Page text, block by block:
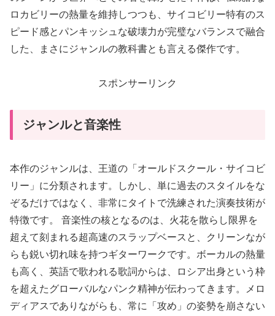
ロカビリーの熱量を維持しつつも、サイコビリー特有のス
ピード感とパンキッシュな破壊力が完璧なバランスで融合
した、まさにジャンルの教科書とも言える傑作です。
スポンサーリンク
ジャンルと音楽性
本作のジャンルは、王道の「オールドスクール・サイコビ
リー」に分類されます。しかし、単に過去のスタイルをな
ぞるだけではなく、非常にタイトで洗練された演奏技術が
特徴です。 音楽性の核となるのは、火花を散らし限界を
超えて刻まれる超高速のスラップベースと、クリーンなが
らも鋭い切れ味を持つギターワークです。ボーカルの熱量
も高く、英語で歌われる歌詞からは、ロシア出身という枠
を超えたグローバルなパンク精神が伝わってきます。メロ
ディアスでありながらも、常に「攻め」の姿勢を崩さない